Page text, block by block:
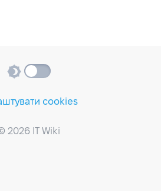
cookies
2026 IT Wiki